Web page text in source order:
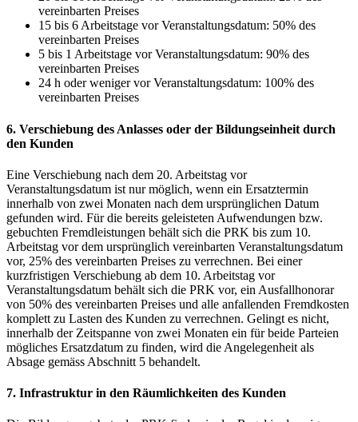
vereinbarten Preises
15 bis 6 Arbeitstage vor Veranstaltungsdatum: 50% des
vereinbarten Preises
5 bis 1 Arbeitstage vor Veranstaltungsdatum: 90% des
vereinbarten Preises
24 h oder weniger vor Veranstaltungsdatum: 100% des
vereinbarten Preises
6. Verschiebung des Anlasses oder der Bildungseinheit durch
den Kunden
Eine Verschiebung nach dem 20. Arbeitstag vor
Veranstaltungsdatum ist nur möglich, wenn ein Ersatztermin
innerhalb von zwei Monaten nach dem ursprünglichen Datum
gefunden wird. Für die bereits geleisteten Aufwendungen bzw.
gebuchten Fremdleistungen behält sich die PRK bis zum 10.
Arbeitstag vor dem ursprünglich vereinbarten Veranstaltungsdatum
vor, 25% des vereinbarten Preises zu verrechnen. Bei einer
kurzfristigen Verschiebung ab dem 10. Arbeitstag vor
Veranstaltungsdatum behält sich die PRK vor, ein Ausfallhonorar
von 50% des vereinbarten Preises und alle anfallenden Fremdkosten
komplett zu Lasten des Kunden zu verrechnen. Gelingt es nicht,
innerhalb der Zeitspanne von zwei Monaten ein für beide Parteien
mögliches Ersatzdatum zu finden, wird die Angelegenheit als
Absage gemäss Abschnitt 5 behandelt.
7. Infrastruktur in den Räumlichkeiten des Kunden